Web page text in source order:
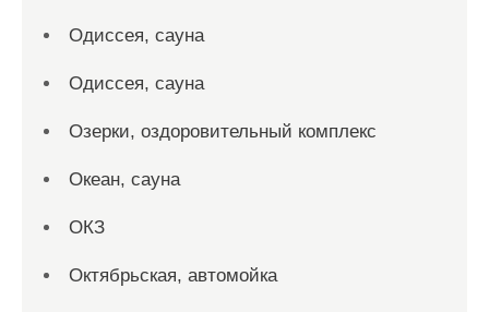
Одиссея, сауна
Одиссея, сауна
Озерки, оздоровительный комплекс
Океан, сауна
ОКЗ
Октябрьская, автомойка